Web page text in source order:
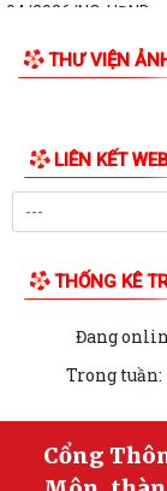
04/2026/NQ-HĐND
THƯ VIỆN